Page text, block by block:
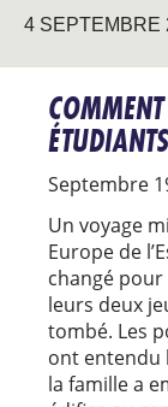
4 SEPTEMBRE
Septembre
Un voyage
Europe de
changé pour
leurs deux
tombé. Les
ont entendu
la famille a